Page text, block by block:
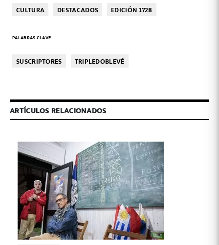
CULTURA DESTACADOS EDICIÓN 1728
PALABRAS CLAVE:
SUSCRIPTORES TRIPLEDOBLEVÉ
ARTÍCULOS RELACIONADOS